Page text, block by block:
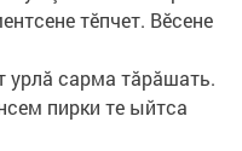
тӗпчет. Вӗсене
урлă сарма тăрăшать.
пирки те ыйтса